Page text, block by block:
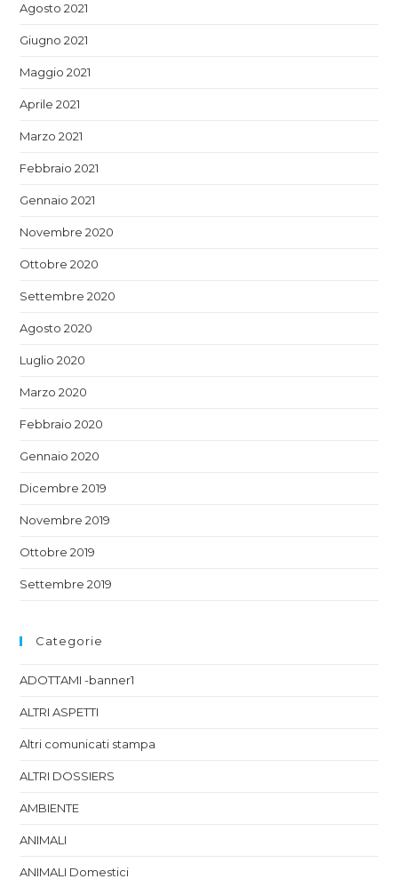
Agosto 2021
Giugno 2021
Maggio 2021
Aprile 2021
Marzo 2021
Febbraio 2021
Gennaio 2021
Novembre 2020
Ottobre 2020
Settembre 2020
Agosto 2020
Luglio 2020
Marzo 2020
Febbraio 2020
Gennaio 2020
Dicembre 2019
Novembre 2019
Ottobre 2019
Settembre 2019
Categorie
ADOTTAMI -banner1
ALTRI ASPETTI
Altri comunicati stampa
ALTRI DOSSIERS
AMBIENTE
ANIMALI
ANIMALI Domestici